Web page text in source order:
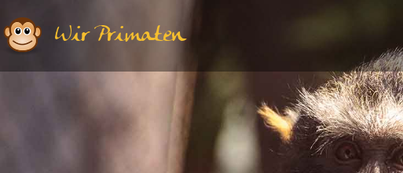
Wir Primaten